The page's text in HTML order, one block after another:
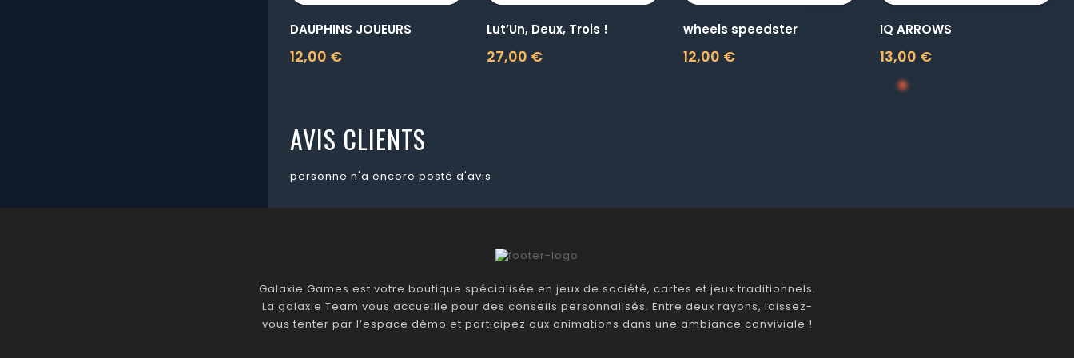
DAUPHINS JOUEURS
12,00 €
Prix
Lut’Un, Deux, Trois !
27,00 €
Prix
wheels speedster
12,00 €
Prix
IQ ARROWS
13,00 €
Prix
AVIS CLIENTS
personne n'a encore posté d'avis
Galaxie Games est votre boutique spécialisée en jeux de société, cartes et jeux traditionnels.
La galaxie Team vous accueille pour des conseils personnalisés. Entre deux rayons, laissez-
vous tenter par l’espace démo et participez aux animations dans une ambiance conviviale !